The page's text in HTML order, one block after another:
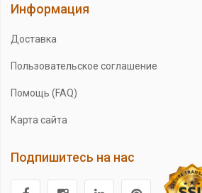
Информация
Доставка
Пользовательское соглашение
Помощь (FAQ)
Карта сайта
Подпишитесь на нас